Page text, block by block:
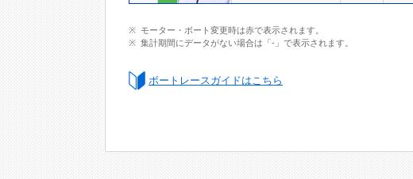
モーター・ボート変更時は赤で表示されます。
集計期間にデータがない場合は「-」で表示されます。
ボートレースガイドはこちら